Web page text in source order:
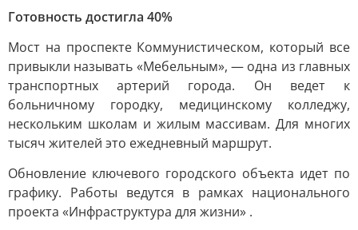
Готовность достигла 40%
Мост на проспекте Коммунистическом, который все
привыкли называть «Мебельным», — одна из главных
транспортных артерий города. Он ведет к
больничному городку, медицинскому колледжу,
нескольким школам и жилым массивам. Для многих
тысяч жителей это ежедневный маршрут.
Обновление ключевого городского объекта идет по
графику. Работы ведутся в рамках национального
проекта «Инфраструктура для жизни» .